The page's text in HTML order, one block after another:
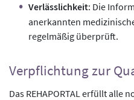
Verlässlichkeit: Die
anerkannten
regelmäßig überprüft.
Verpflichtung zur
Das REHAPORTAL erfüllt alle